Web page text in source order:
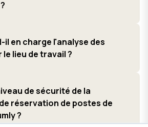
il en charge l'analyse des
lieu de travail ?
de sécurité de la
réservation de postes de
?